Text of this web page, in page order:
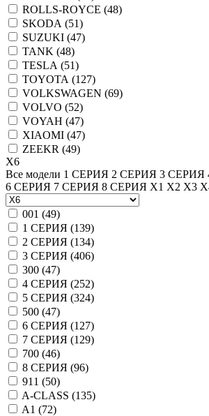
ROLLS-ROYCE (48)
SKODA (51)
SUZUKI (47)
TANK (48)
TESLA (51)
TOYOTA (127)
VOLKSWAGEN (69)
VOLVO (52)
VOYAH (47)
XIAOMI (47)
ZEEKR (49)
X6
Все модели 1 СЕРИЯ 2 СЕРИЯ 3 СЕРИЯ
6 СЕРИЯ 7 СЕРИЯ 8 СЕРИЯ X1 X2 X3
001 (49)
1 СЕРИЯ (139)
2 СЕРИЯ (134)
3 СЕРИЯ (406)
300 (47)
4 СЕРИЯ (252)
5 СЕРИЯ (324)
500 (47)
6 СЕРИЯ (127)
7 СЕРИЯ (129)
700 (46)
8 СЕРИЯ (96)
911 (50)
A-CLASS (135)
A1 (72)